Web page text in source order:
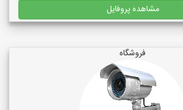
مشاهده پروفایل
فروشگاه